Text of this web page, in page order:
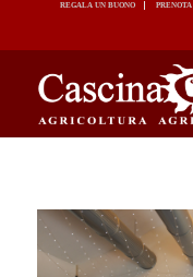
REGALA UN BUONO